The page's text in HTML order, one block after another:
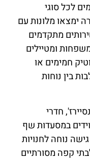
לכל סוגי
ימצאו מלונות עם
מתקדמים
ומטיילים
חמימים או
בין נוחות
חדרי
במסעדות שף
נוחה לחנויות
קפה מסורתיים